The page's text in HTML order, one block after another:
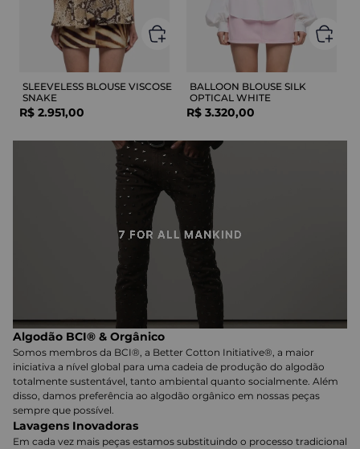
SLEEVELESS BLOUSE VISCOSE
SNAKE
R$ 2.951,00
BALLOON BLOUSE SILK
OPTICAL WHITE
R$ 3.320,00
Algodão BCI® & Orgânico
Somos membros da BCI®, a Better Cotton Initiative®, a maior
iniciativa a nível global para uma cadeia de produção do algodão
totalmente sustentável, tanto ambiental quanto socialmente. Além
disso, damos preferência ao algodão orgânico em nossas peças
sempre que possível.
Lavagens Inovadoras
Em cada vez mais peças estamos substituindo o processo tradicional